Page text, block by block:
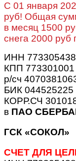
C 01 января
руб! Общая
в месяц 1500
снега 2000 руб
ИНН
КПП 773301001
р/сч
БИК 044525225
КОРР.СЧ
в ПАО
ГСК «СОКОЛ»
СЧЕТ ДЛЯ